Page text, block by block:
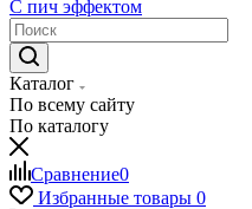
С пич эффектом
Каталог
По всему сайту
По каталогу
Сравнение0
Избранные товары 0